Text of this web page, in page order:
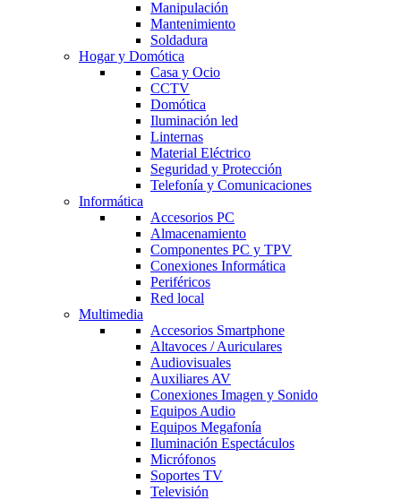
Manipulación
Mantenimiento
Soldadura
Hogar y Domótica
Casa y Ocio
CCTV
Domótica
Iluminación led
Linternas
Material Eléctrico
Seguridad y Protección
Telefonía y Comunicaciones
Informática
Accesorios PC
Almacenamiento
Componentes PC y TPV
Conexiones Informática
Periféricos
Red local
Multimedia
Accesorios Smartphone
Altavoces / Auriculares
Audiovisuales
Auxiliares AV
Conexiones Imagen y Sonido
Equipos Audio
Equipos Megafonía
Iluminación Espectáculos
Micrófonos
Soportes TV
Televisión